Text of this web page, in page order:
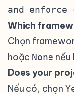
and enforce
Which
Chọn
hoặc None nếu
Does your
Nếu có, chọn